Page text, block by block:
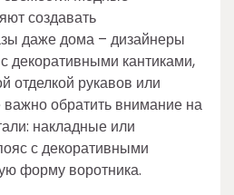
создавать
даже дома – дизайнеры
декоративными кантиками,
отделкой рукавов или
обратить внимание на
накладные или
с декоративными
форму воротника.